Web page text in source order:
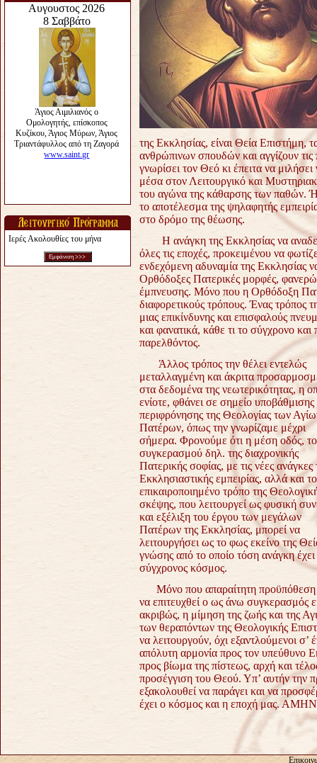
Ιερές Ακολουθίες του μήνα
της Εκκλησίας, είναι Θεία Επιστήμη,
ανθρώπινων σπουδών και αγγίζουν τις
γνωρίσει τον Θεό κι έπειτα να
μέσα στον Λειτουργικό και
του αγώνα της κάθαρσης των παθών.
το αποτέλεσμα της ψηλαφητής
στο δρόμο της θέωσης.
Η ανάγκη της Εκκλησίας να
όλες τις εποχές, προκειμένου να
ενδεχόμενη αδυναμία της Εκκλησίας
Ορθόδοξες Πατερικές μορφές,
έμπνευσης. Μόνο που η Ορθόδοξη
διαφορετικούς τρόπους. Ένας τρόπος
μιας επικίνδυνης και επισφαλούς
και φανατικά, κάθε τι το σύγχρονο και
παρελθόντος.
Άλλος τρόπος την θέλει εντελώς
μεταλλαγμένη και άκριτα
στα δεδομένα της νεωτερικότητας, η
ενίοτε, φθάνει σε σημείο υποβάθμισης
περιφρόνησης της Θεολογίας των
Πατέρων, όπως την γνωρίζαμε μέχρι
σήμερα. Φρονούμε ότι η μέση οδός,
συγκερασμού δηλ. της διαχρονικής
Πατερικής σοφίας, με τις νέες ανάγκες
Εκκλησιαστικής εμπειρίας, αλλά και
επικαιροποιημένο τρόπο της
σκέψης, που λειτουργεί ως φυσική
και εξέλιξη του έργου των μεγάλων
Πατέρων της Εκκλησίας, μπορεί να
λειτουργήσει ως το φως εκείνο της
γνώσης από το οποίο τόση ανάγκη
σύγχρονος κόσμος.
Μόνο που απαραίτητη προϋπόθεση
να επιτευχθεί ο ως άνω συγκερασμός
ακριβώς, η μίμηση της ζωής και της
των θεραπόντων της Θεολογικής
να λειτουργούν, όχι εξαντλούμενοι σ’
απόλυτη αρμονία προς τον υπεύθυνο
προς βίωμα της πίστεως, αρχή και
προσέγγιση του Θεού. Υπ’ αυτήν την
εξακολουθεί να παράγει και να
έχει ο κόσμος και η εποχή μας.